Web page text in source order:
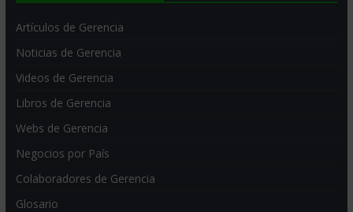
Artículos de Gerencia
Noticias de Gerencia
Videos de Gerencia
Libros de Gerencia
Webs de Gerencia
Negocios por País
Colaboradores de Gerencia
Glosario